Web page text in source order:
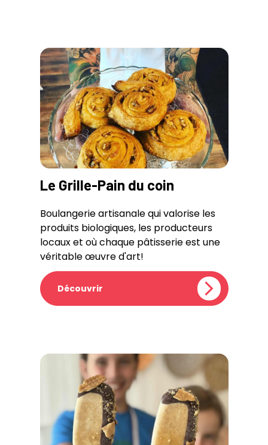
Le Grille-Pain du coin
Boulangerie artisanale qui valorise les
produits biologiques, les producteurs
locaux et où chaque pâtisserie est une
véritable œuvre d'art!
Découvrir